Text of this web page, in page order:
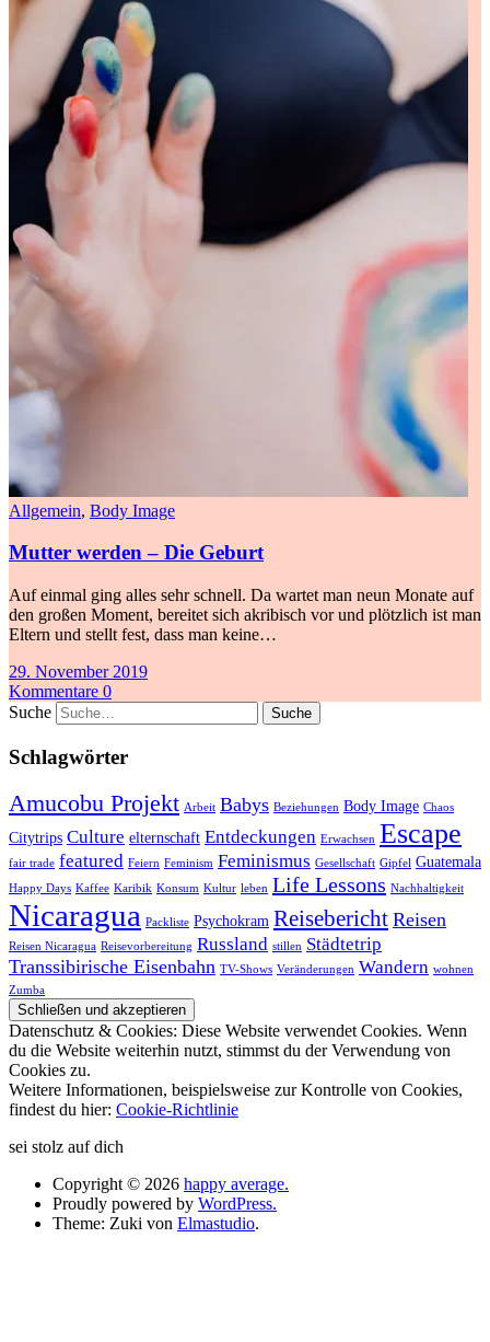
Allgemein, Body Image
Mutter werden – Die Geburt
Auf einmal ging alles sehr schnell. Da wartet man neun Monate auf
den großen Moment, bereitet sich akribisch vor und plötzlich ist man
Eltern und stellt fest, dass man keine…
29. November 2019
Kommentare 0
Suche
Schlagwörter
Amucobu Projekt Arbeit Babys Beziehungen Body Image Chaos
Citytrips Culture elternschaft Entdeckungen Erwachsen Escape
fair trade featured Feiern Feminism Feminismus Gesellschaft Gipfel Guatemala
Happy Days Kaffee Karibik Konsum Kultur leben Life Lessons Nachhaltigkeit
Nicaragua Packliste Psychokram Reisebericht Reisen
Reisen Nicaragua Reisevorbereitung Russland stillen Städtetrip
Transsibirische Eisenbahn TV-Shows Veränderungen Wandern wohnen
Zumba
Datenschutz & Cookies: Diese Website verwendet Cookies. Wenn
du die Website weiterhin nutzt, stimmst du der Verwendung von
Cookies zu.
Weitere Informationen, beispielsweise zur Kontrolle von Cookies,
findest du hier: Cookie-Richtlinie
sei stolz auf dich
Copyright © 2026 happy average.
Proudly powered by WordPress.
Theme: Zuki von Elmastudio.